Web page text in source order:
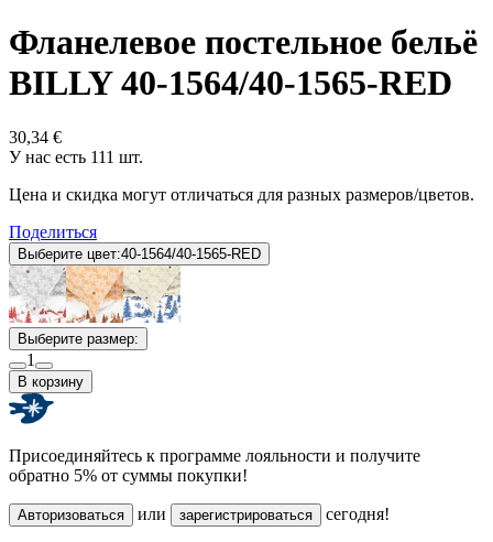
Фланелевое постельное бельё
BILLY 40-1564/40-1565-RED
30,34 €
У нас есть 111 шт.
Цена и скидка могут отличаться для разных размеров/цветов.
Поделиться
Выберите цвет:40-1564/40-1565-RED
Выберите размер:
1
В корзину
Присоединяйтесь к программе лояльности и получите
обратно 5% от суммы покупки!
Авторизоваться или зарегистрироваться сегодня!